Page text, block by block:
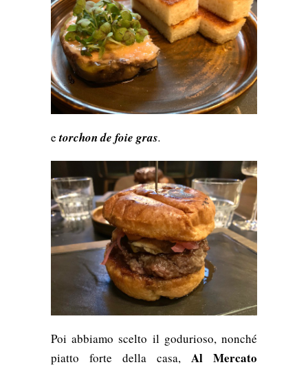
etorchon de foie gras.
Poi abbiamo scelto il godurioso, nonché
piatto forte della casa, Al Mercato